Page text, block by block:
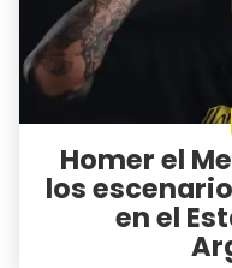
Homer el
los
en el